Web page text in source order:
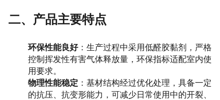
二、产品主要特点
环保性能良好：生产过程中采用低醛胶黏剂，严格
控制挥发性有害气体释放量，环保指标适配室内使
用要求。
物理性能稳定 ：基材结构经过优化处理，具备一定
的抗压、抗变形能力，可减少日常使用中的开裂、